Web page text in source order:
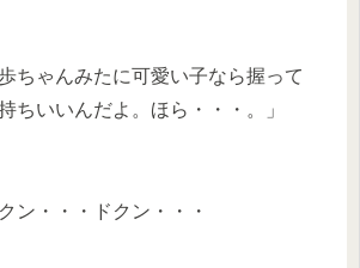
ちゃんみたに可愛い子なら握って
ちいいんだよ。ほら・・・。」
ン・・・ドクン・・・